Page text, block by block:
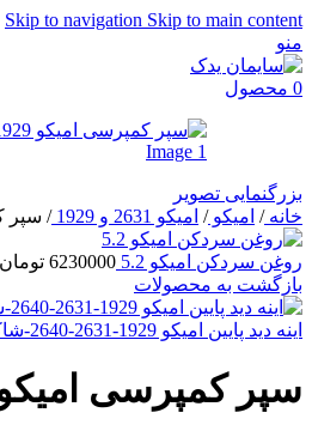
Skip to navigation Skip to main content
منو
0 محصول
بزرگنمایی تصویر
خانه/ امیکو/ امیکو 2631 و 1929 / سپر
روغن سردکن امیکو 5.2 6230000 تومان
بازگشت به محصولات
اینه دید پایین امیکو 1929-2631-2640-شاکمان کشنده
سپر کمپرسی امیکو